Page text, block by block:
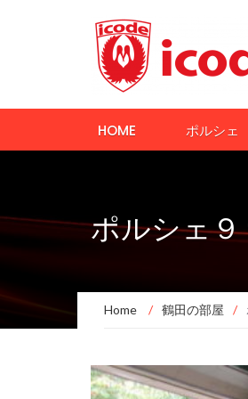
HOME ポルシェ
ポルシェ
Home / 鶴田の部屋 /